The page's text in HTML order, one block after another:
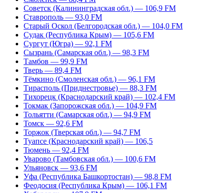
Советск (Калининградская обл.) — 106,9 FM
Ставрополь — 93,0 FM
Старый Оскол (Белгородская обл.) — 104,0 FM
Судак (Республика Крым) — 105,6 FM
Сургут (Югра) — 92,1 FM
Сызрань (Самарская обл.) — 98,3 FM
Тамбов — 99,9 FM
Тверь — 89,4 FM
Тёмкино (Смоленская обл.) — 96,1 FM
Тирасполь (Приднестровье) — 88,3 FM
Тихорецк (Краснодарский край) — 102,4 FM
Токмак (Запорожская обл.) — 104,9 FM
Тольятти (Самарская обл.) — 94,9 FM
Томск — 92,6 FM
Торжок (Тверская обл.) — 94,7 FM
Туапсе (Краснодарский край) — 106,5
Тюмень — 92,4 FM
Уварово (Тамбовская обл.) — 100,6 FM
Ульяновск — 93,6 FM
Уфа (Республика Башкортостан) — 98,8 FM
Феодосия (Республика Крым) — 106,1 FM